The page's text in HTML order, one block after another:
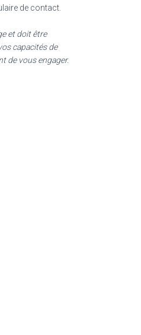
de contact.
et doit être
capacités de
de vous engager.